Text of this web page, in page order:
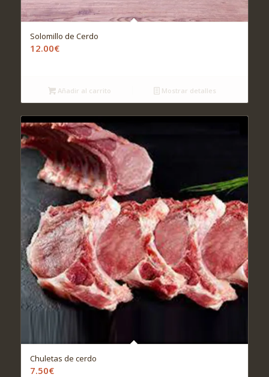
Solomillo de Cerdo
12.00€
Añadir al carrito Mostrar detalles
Chuletas de cerdo
7.50€